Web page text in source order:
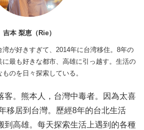
吉本 梨恵（Rie）
が好きすぎて、2014年に台湾移住。8年の
最も好きな都市、高雄に引っ越す。生活の
のを日々探索している。
客。熊本人，台灣中毒者。因為太喜
移居到台灣。歷經8年的台北生活
到高雄。每天探索生活上遇到的各種